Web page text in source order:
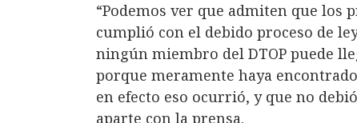
“Podemos ver que admiten que los
cumplió con el debido proceso de
ningún miembro del DTOP puede
porque meramente haya
en efecto eso ocurrió, y que no
aparte con la prensa.